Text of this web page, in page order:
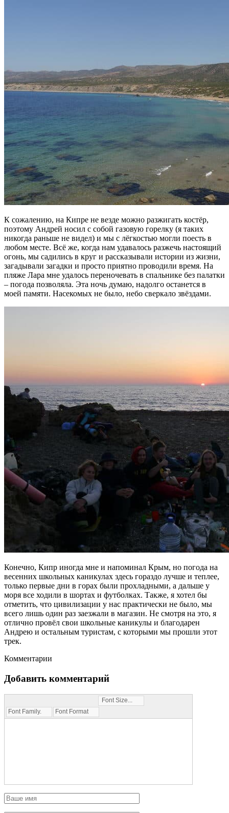
К сожалению, на Кипре не везде можно разжигать костёр,
поэтому Андрей носил с собой газовую горелку (я таких
никогда раньше не видел) и мы с лёгкостью могли поесть в
любом месте. Всё же, когда нам удавалось разжечь настоящий
огонь, мы садились в круг и рассказывали истории из жизни,
загадывали загадки и просто приятно проводили время. На
пляже Лара мне удалось переночевать в спальнике без палатки
– погода позволяла. Эта ночь думаю, надолго останется в
моей памяти. Насекомых не было, небо сверкало звёздами.
Конечно, Кипр иногда мне и напоминал Крым, но погода на
весенних школьных каникулах здесь гораздо лучше и теплее,
только первые дни в горах были прохладными, а дальше у
моря все ходили в шортах и футболках. Также, я хотел бы
отметить, что цивилизации у нас практически не было, мы
всего лишь один раз заезжали в магазин. Не смотря на это, я
отлично провёл свои школьные каникулы и благодарен
Андрею и остальным туристам, с которыми мы прошли этот
трек.
Комментарии
Добавить комментарий
Font Size...
Font Family...
Font Format...